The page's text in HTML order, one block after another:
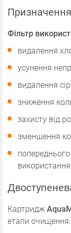
Фільтр
видалення
усунення
видалення
зниження
захисту від
зменшення
Картридж
етапи очищення: